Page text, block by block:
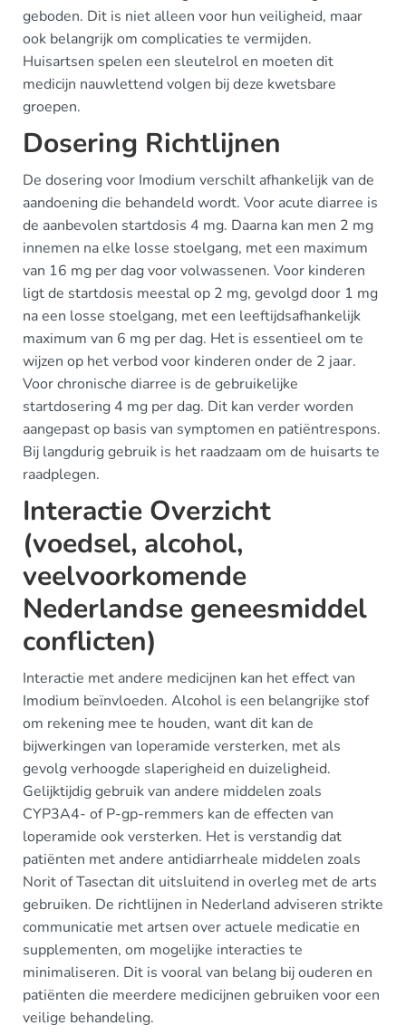
geboden. Dit is niet alleen voor hun veiligheid, maar
ook belangrijk om complicaties te vermijden.
Huisartsen spelen een sleutelrol en moeten dit
medicijn nauwlettend volgen bij deze kwetsbare
groepen.
Dosering Richtlijnen
De dosering voor Imodium verschilt afhankelijk van de
aandoening die behandeld wordt. Voor acute diarree is
de aanbevolen startdosis 4 mg. Daarna kan men 2 mg
innemen na elke losse stoelgang, met een maximum
van 16 mg per dag voor volwassenen. Voor kinderen
ligt de startdosis meestal op 2 mg, gevolgd door 1 mg
na een losse stoelgang, met een leeftijdsafhankelijk
maximum van 6 mg per dag. Het is essentieel om te
wijzen op het verbod voor kinderen onder de 2 jaar.
Voor chronische diarree is de gebruikelijke
startdosering 4 mg per dag. Dit kan verder worden
aangepast op basis van symptomen en patiëntrespons.
Bij langdurig gebruik is het raadzaam om de huisarts te
raadplegen.
Interactie Overzicht
(voedsel, alcohol,
veelvoorkomende
Nederlandse geneesmiddel
conflicten)
Interactie met andere medicijnen kan het effect van
Imodium beïnvloeden. Alcohol is een belangrijke stof
om rekening mee te houden, want dit kan de
bijwerkingen van loperamide versterken, met als
gevolg verhoogde slaperigheid en duizeligheid.
Gelijktijdig gebruik van andere middelen zoals
CYP3A4- of P-gp-remmers kan de effecten van
loperamide ook versterken. Het is verstandig dat
patiënten met andere antidiarrheale middelen zoals
Norit of Tasectan dit uitsluitend in overleg met de arts
gebruiken. De richtlijnen in Nederland adviseren strikte
communicatie met artsen over actuele medicatie en
supplementen, om mogelijke interacties te
minimaliseren. Dit is vooral van belang bij ouderen en
patiënten die meerdere medicijnen gebruiken voor een
veilige behandeling.